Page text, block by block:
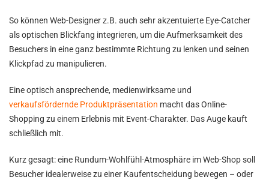
So können Web-Designer z.B. auch sehr akzentuierte Eye-Catcher
als optischen Blickfang integrieren, um die Aufmerksamkeit des
Besuchers in eine ganz bestimmte Richtung zu lenken und seinen
Klickpfad zu manipulieren.
Eine optisch ansprechende, medienwirksame und
verkaufsfördernde Produktpräsentation macht das Online-
Shopping zu einem Erlebnis mit Event-Charakter. Das Auge kauft
schließlich mit.
Kurz gesagt: eine Rundum-Wohlfühl-Atmosphäre im Web-Shop soll
Besucher idealerweise zu einer Kaufentscheidung bewegen – oder